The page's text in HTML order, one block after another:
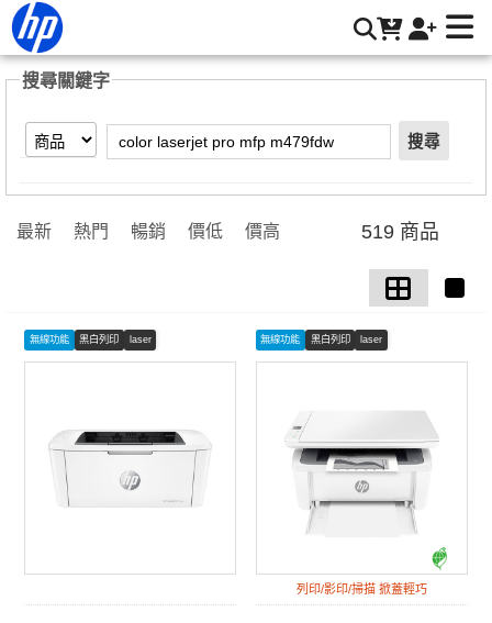
【color laserjet pro mfp m479fdw】搜尋結果 | HP® 惠普台灣
搜尋關鍵字
搜尋
最新 熱門 暢銷 價低 價高 519 商品
無線功能 黑白列印 laser 無線功能 黑白列印 laser
列印/影印/掃描 掀蓋輕巧